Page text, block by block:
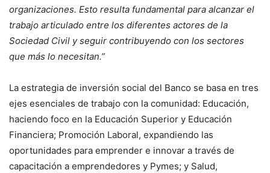
organizaciones. Esto resulta fundamental para alcanzar el
trabajo articulado entre los diferentes actores de la
Sociedad Civil y seguir contribuyendo con los sectores
que más lo necesitan.”
La estrategia de inversión social del Banco se basa en tres
ejes esenciales de trabajo con la comunidad: Educación,
haciendo foco en la Educación Superior y Educación
Financiera; Promoción Laboral, expandiendo las
oportunidades para emprender e innovar a través de
capacitación a emprendedores y Pymes; y Salud,